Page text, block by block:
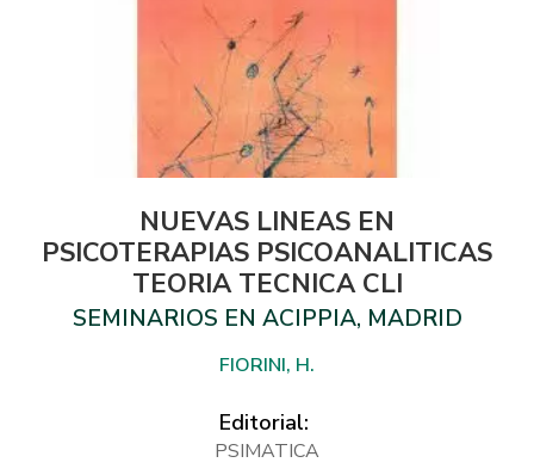
NUEVAS LINEAS EN
PSICOTERAPIAS PSICOANALITICAS
TEORIA TECNICA CLI
SEMINARIOS EN ACIPPIA, MADRID
FIORINI, H.
Editorial:
PSIMATICA